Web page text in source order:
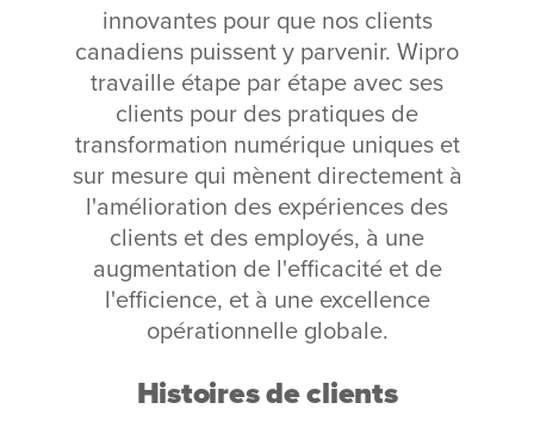
innovantes pour que nos clients
canadiens puissent y parvenir. Wipro
travaille étape par étape avec ses
clients pour des pratiques de
transformation numérique uniques et
sur mesure qui mènent directement à
l'amélioration des expériences des
clients et des employés, à une
augmentation de l'efficacité et de
l'efficience, et à une excellence
opérationnelle globale.
Histoires de clients